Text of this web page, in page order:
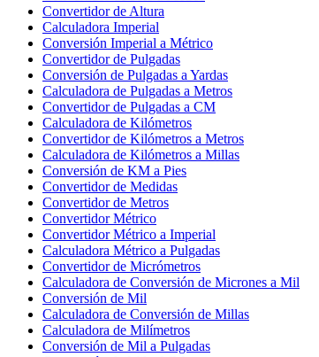
Convertidor de Altura
Calculadora Imperial
Conversión Imperial a Métrico
Convertidor de Pulgadas
Conversión de Pulgadas a Yardas
Calculadora de Pulgadas a Metros
Convertidor de Pulgadas a CM
Calculadora de Kilómetros
Convertidor de Kilómetros a Metros
Calculadora de Kilómetros a Millas
Conversión de KM a Pies
Convertidor de Medidas
Convertidor de Metros
Convertidor Métrico
Convertidor Métrico a Imperial
Calculadora Métrico a Pulgadas
Convertidor de Micrómetros
Calculadora de Conversión de Micrones a Mil
Conversión de Mil
Calculadora de Conversión de Millas
Calculadora de Milímetros
Conversión de Mil a Pulgadas